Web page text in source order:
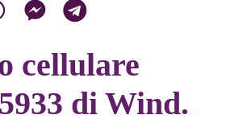
cellulare
di Wind.